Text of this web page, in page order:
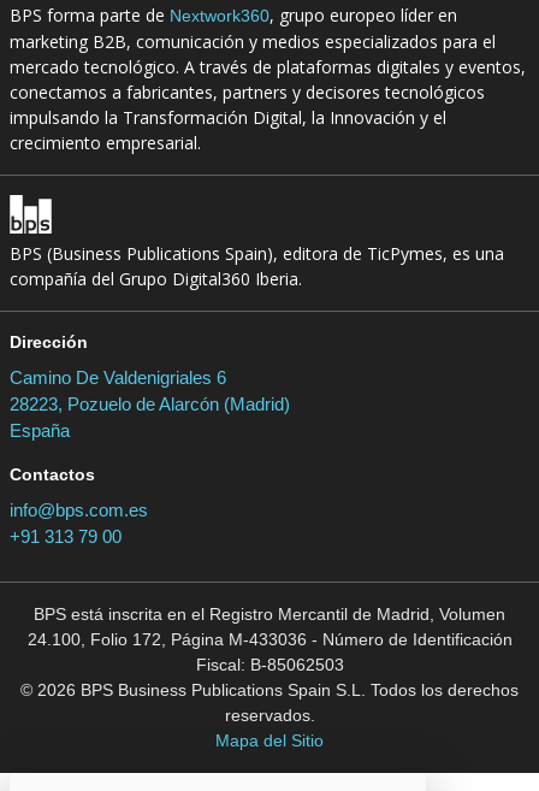
BPS forma parte de Nextwork360, grupo europeo líder en
marketing B2B, comunicación y medios especializados para el
mercado tecnológico. A través de plataformas digitales y eventos,
conectamos a fabricantes, partners y decisores tecnológicos
impulsando la Transformación Digital, la Innovación y el
crecimiento empresarial.
BPS (Business Publications Spain), editora de TicPymes, es una
compañía del Grupo Digital360 Iberia.
Dirección
Camino De Valdenigriales 6
28223, Pozuelo de Alarcón (Madrid)
España
Contactos
info@bps.com.es
+91 313 79 00
BPS está inscrita en el Registro Mercantil de Madrid, Volumen
24.100, Folio 172, Página M-433036 - Número de Identificación
Fiscal: B-85062503
© 2026 BPS Business Publications Spain S.L. Todos los derechos
reservados.
Mapa del Sitio